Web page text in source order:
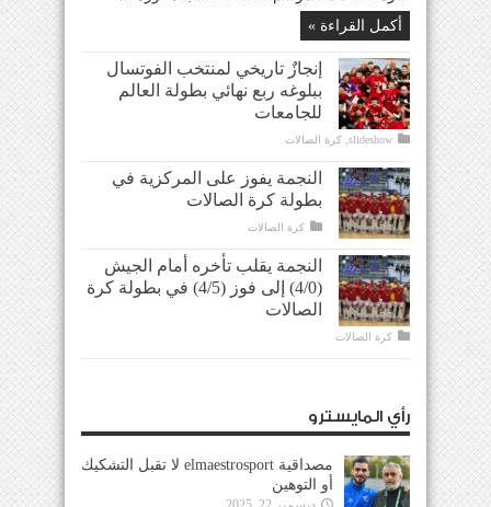
أكمل القراءة »
إنجازٌ تاريخي لمنتخب الفوتسال
ببلوغه ربع نهائي بطولة العالم
للجامعات
slideshow كرة الصالات
النجمة يفوز على المركزية في
بطولة كرة الصالات
كرة الصالات
النجمة يقلب تأخره أمام الجيش
(4/0) إلى فوز (4/5) في بطولة كرة
الصالات
كرة الصالات
رأي المايسترو
مصداقية elmaestrosport لا تقبل التشكيك
أو التوهين